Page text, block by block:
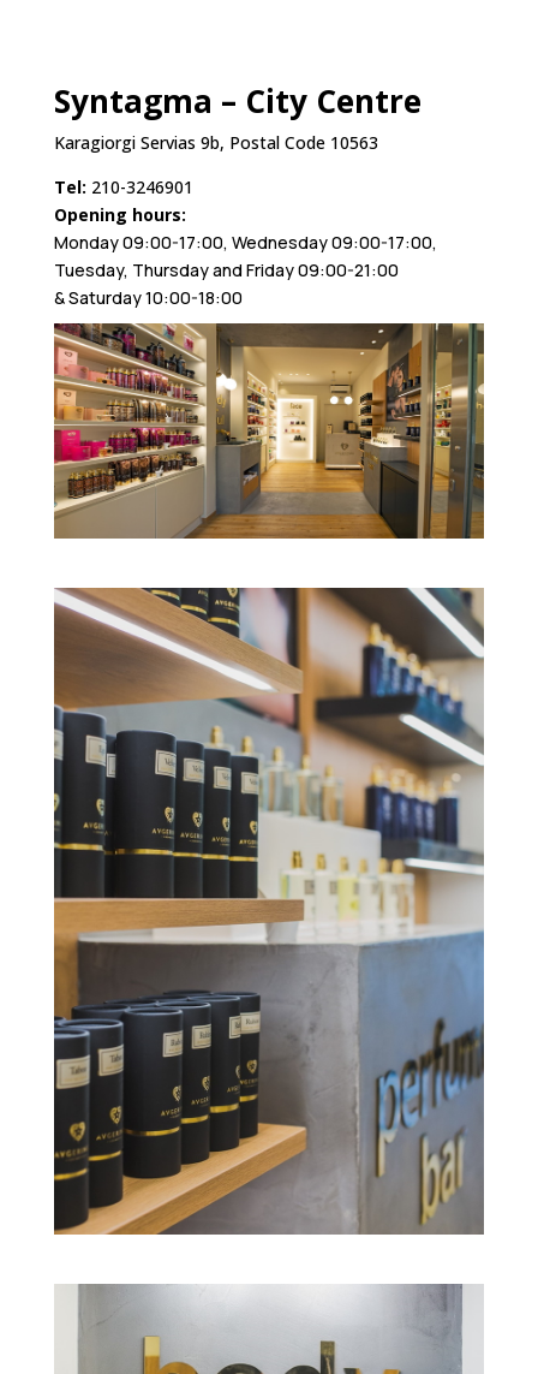
Syntagma – City Centre
Karagiorgi Servias 9b, Postal Code 10563
Τel: 210-3246901
Opening hours:
Monday 09:00-17:00, Wednesday 09:00-17:00,
Tuesday, Thursday and Friday 09:00-21:00
& Saturday 10:00-18:00